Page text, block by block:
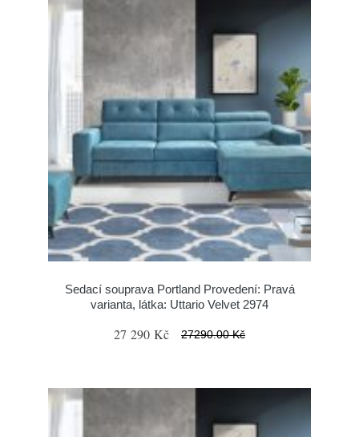
Sedací souprava Portland Provedení: Pravá
varianta, látka: Uttario Velvet 2974
27 290 Kč 27290.00 Kč